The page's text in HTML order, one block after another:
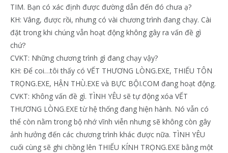
TIM. Bạn có xác định được đường dẫn đến đó chưa ạ?
KH: Vâng, được rồi, nhưng có vài chương trình đang chạy. Cài
đặt trong khi chúng vẫn hoạt động không gây ra vấn đề gì
chứ?
CVKT: Những chương trình gì đang chạy vậy?
KH: Để coi…tôi thấy có VẾT THƯƠNG LÒNG.EXE, THIẾU TÔN
TRỌNG.EXE, HẬN THÙ.EXE và BỰC BỘI.COM đang hoạt động.
CVKT: Không vấn đề gì. TÌNH YÊU sẽ tự động xóa VẾT
THƯƠNG LÒNG.EXE từ hệ thống đang hiện hành. Nó vẫn có
thể còn nằm trong bộ nhớ vĩnh viễn nhưng sẽ không còn gây
ảnh hưởng đến các chương trình khác được nữa. TÌNH YÊU
cuối cùng sẽ ghi chồng lên THIẾU KÍNH TRỌNG.EXE bằng một